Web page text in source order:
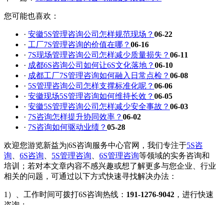
您可能也喜欢：
· 安徽5S管理咨询公司怎样规范现场？ 06-22
· 工厂7S管理咨询的价值在哪？ 06-16
· 7S现场管理咨询公司怎样减少质量损失？ 06-11
· 成都6S咨询公司如何让6S文化落地？ 06-10
· 成都工厂7S管理咨询如何融入日常点检？ 06-08
· 5S管理咨询公司怎样支撑标准化呢？ 06-06
· 安徽现场5S管理咨询如何维持长效？ 06-05
· 安徽5S管理咨询公司怎样减少安全事故？ 06-03
· 7S咨询怎样提升协同效率？ 06-02
· 7S咨询如何驱动业绩？ 05-28
欢迎您游览新益为|6S咨询服务中心官网，我们专注于5S咨
询
6S咨询 5S管理咨询 6S管理咨询等领域的实务咨询和
培训；若对本文章内容不感兴趣或想了解更多与您企业、行业
相关的问题，可通过以下方式快速寻找解决办法：
1）、工作时间可拨打6S咨询热线： 191-1276-9042 ，进行快速